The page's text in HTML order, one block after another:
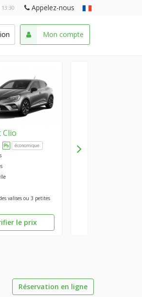
13:30 Appelez-nous
Mon compte
Clio
économique
valises ou 3 petites
le prix
Réservation en ligne